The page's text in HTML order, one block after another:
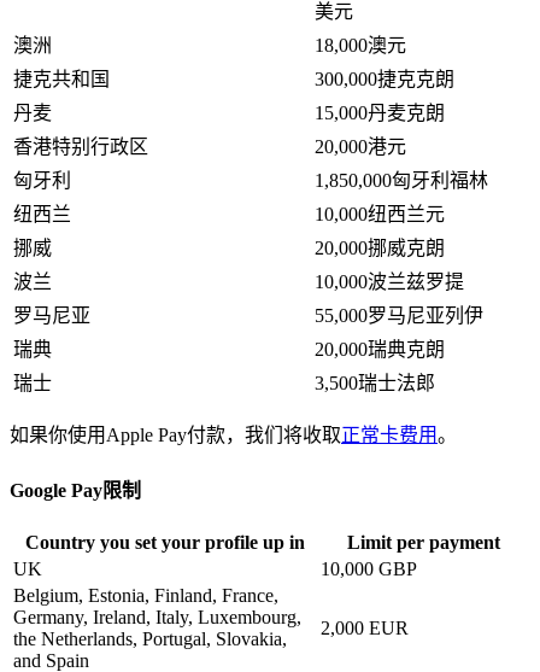
美元
澳洲
18,000澳元
捷克共和国
300,000捷克克朗
丹麦
15,000丹麦克朗
香港特别行政区
20,000港元
匈牙利
1,850,000匈牙利福林
纽西兰
10,000纽西兰元
挪威
20,000挪威克朗
波兰
10,000波兰兹罗提
罗马尼亚
55,000罗马尼亚列伊
瑞典
20,000瑞典克朗
瑞士
3,500瑞士法郎
如果你使用Apple Pay付款，我们将收取正常卡费用。
Google Pay限制
Country you set your profile up in
Limit per payment
UK
10,000 GBP
Belgium, Estonia, Finland, France,
Germany, Ireland, Italy, Luxembourg,
the Netherlands, Portugal, Slovakia,
and Spain
2,000 EUR